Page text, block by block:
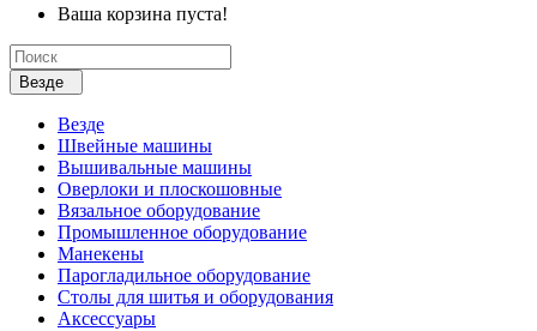
Ваша корзина пуста!
Везде
Везде
Швейные машины
Вышивальные машины
Оверлоки и плоскошовные
Вязальное оборудование
Промышленное оборудование
Манекены
Парогладильное оборудование
Столы для шитья и оборудования
Аксессуары